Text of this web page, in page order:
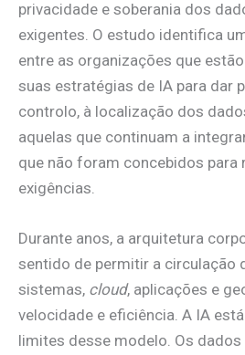
privacidade e soberania dos
exigentes. O estudo identifica
entre as organizações que
suas estratégias de IA para dar
controlo, à localização dos
aquelas que continuam a
que não foram concebidos para
exigências.
Durante anos, a arquitetura
sentido de permitir a circulação
sistemas, cloud, aplicações e
velocidade e eficiência. A IA
limites desse modelo. Os